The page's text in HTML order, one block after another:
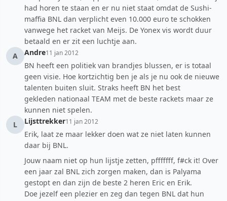
had horen te staan en er nu niet staat omdat de Sushi-
maffia BNL dan verplicht even 10.000 euro te schokken
vanwege het racket van Meijs. De Yonex vis wordt duur
betaald en er zit een luchtje aan.
A
Andre11 jan 2012
BN heeft een politiek van brandjes blussen, er is totaal
geen visie. Hoe kortzichtig ben je als je nu ook de nieuwe
talenten buiten sluit. Straks heeft BN het best
gekleden nationaal TEAM met de beste rackets maar ze
kunnen niet spelen.
L
Lijsttrekker11 jan 2012
Erik, laat ze maar lekker doen wat ze niet laten kunnen
daar bij BNL.
Jouw naam niet op hun lijstje zetten, pfffffff, f#ck it! Over
een jaar zal BNL zich zorgen maken, dan is Palyama
gestopt en dan zijn de beste 2 heren Eric en Erik.
Doe jezelf een plezier en zeg dan tegen BNL dat hun